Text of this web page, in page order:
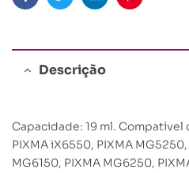
FacebookTwitterLinkedinPinterest
Descrição
Capacidade: 19 ml. Compatível
PIXMA iX6550, PIXMA
MG6150, PIXMA MG6250,